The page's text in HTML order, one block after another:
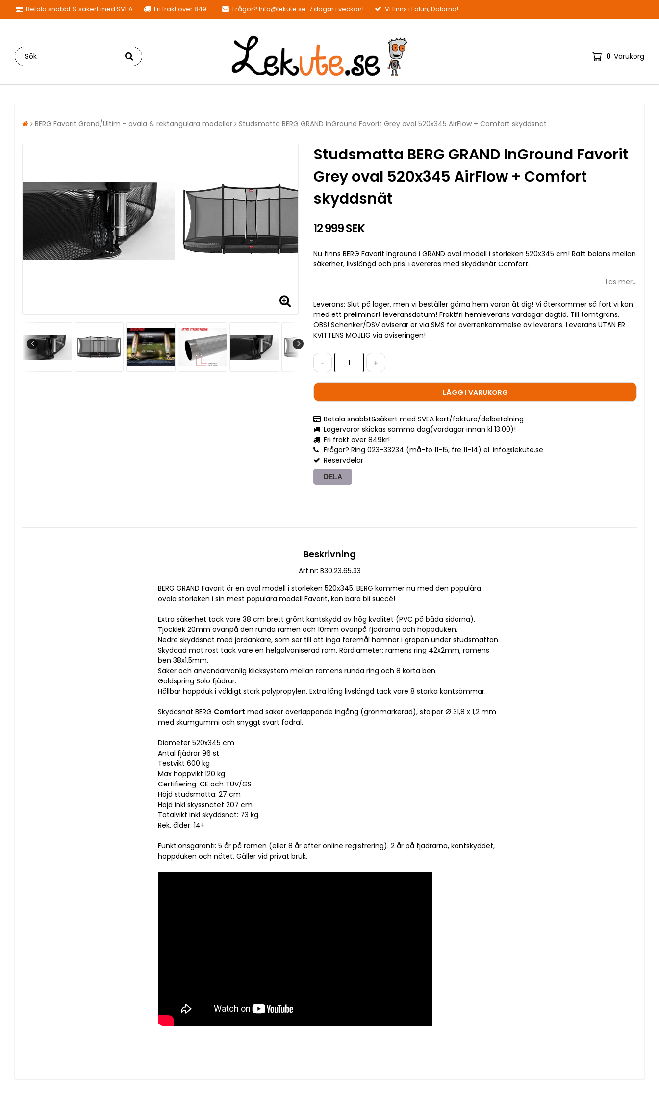
Betala snabbt & säkert med SVEA Fri frakt över 849:- Frågor? Info@lekute.se. 7 dagar i veckan! Vi finns i Falun, Dalarna!
0 Varukorg
BERG Favorit Grand/Ultim - ovala & rektangulära modeller Studsmatta BERG GRAND InGround Favorit Grey oval 520x345 AirFlow + Comfort skyddsnät
Studsmatta BERG GRAND InGround Favorit
Grey oval 520x345 AirFlow + Comfort
skyddsnät
12 999 SEK
Nu finns BERG Favorit Inground i GRAND oval modell i storleken 520x345 cm! Rätt balans mellan
säkerhet, livslängd och pris. Levereras med skyddsnät Comfort.
Läs mer...
Leverans:Slut på lager, men vi beställer gärna hem varan åt dig! Vi återkommer så fort vi kan
med ett preliminärt leveransdatum! Fraktfri hemleverans vardagar dagtid. Till tomtgräns.
OBS! Schenker/DSV aviserar er via SMS för överrenkommelse av leverans. Leverans UTAN ER
KVITTENS MÖJLIG via aviseringen!
- +
LÄGG I VARUKORG
Betala snabbt&säkert med SVEA kort/faktura/delbetalning
Lagervaror skickas samma dag(vardagar innan kl 13:00)!
Fri frakt över 849kr!
Frågor? Ring 023-33234 (må-to 11-15, fre 11-14) el. info@lekute.se
Reservdelar
DELA
Beskrivning
Art.nr: B30.23.65.33
BERG GRAND Favorit är en oval modell i storleken 520x345. BERG kommer nu med den populära
ovala storleken i sin mest populära modell Favorit, kan bara bli succé!
Extra säkerhet tack vare 38 cm brett grönt kantskydd av hög kvalitet (PVC på båda sidorna).
Tjocklek 20mm ovanpå den runda ramen och 10mm ovanpå fjädrarna och hoppduken.
Nedre skyddsnät med jordankare, som ser till att inga föremål hamnar i gropen under studsmattan.
Skyddad mot rost tack vare en helgalvaniserad ram. Rördiameter: ramens ring 42x2mm, ramens
ben 38x1,5mm.
Säker och användarvänlig klicksystem mellan ramens runda ring och 8 korta ben.
Goldspring Solo fjädrar.
Hållbar hoppduk i väldigt stark polypropylen. Extra lång livslängd tack vare 8 starka kantsömmar.
Skyddsnät BERG Comfort med säker överlappande ingång (grönmarkerad), stolpar Ø 31,8 x 1,2 mm
med skumgummi och snyggt svart fodral.
Diameter 520x345 cm
Antal fjädrar 96 st
Testvikt 600 kg
Max hoppvikt 120 kg
Certifiering: CE och TÜV/GS
Höjd studsmatta: 27 cm
Höjd inkl skyssnätet 207 cm
Totalvikt inkl skyddsnät: 73 kg
Rek. ålder: 14+
Funktionsgaranti: 5 år på ramen (eller 8 år efter online registrering). 2 år på fjädrarna, kantskyddet,
hoppduken och nätet. Gäller vid privat bruk.